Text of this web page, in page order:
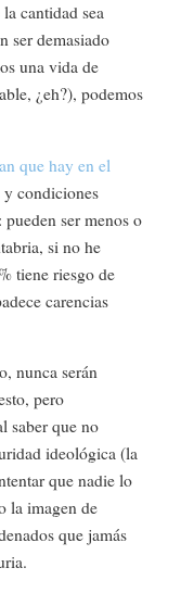
cantidad sea
ser demasiado
una vida de
¿eh?), podemos
que hay en el
y condiciones
ser menos o
si no he
tiene riesgo de
carencias
nunca serán
pero
saber que no
ideológica (la
que nadie lo
la imagen de
que jamás